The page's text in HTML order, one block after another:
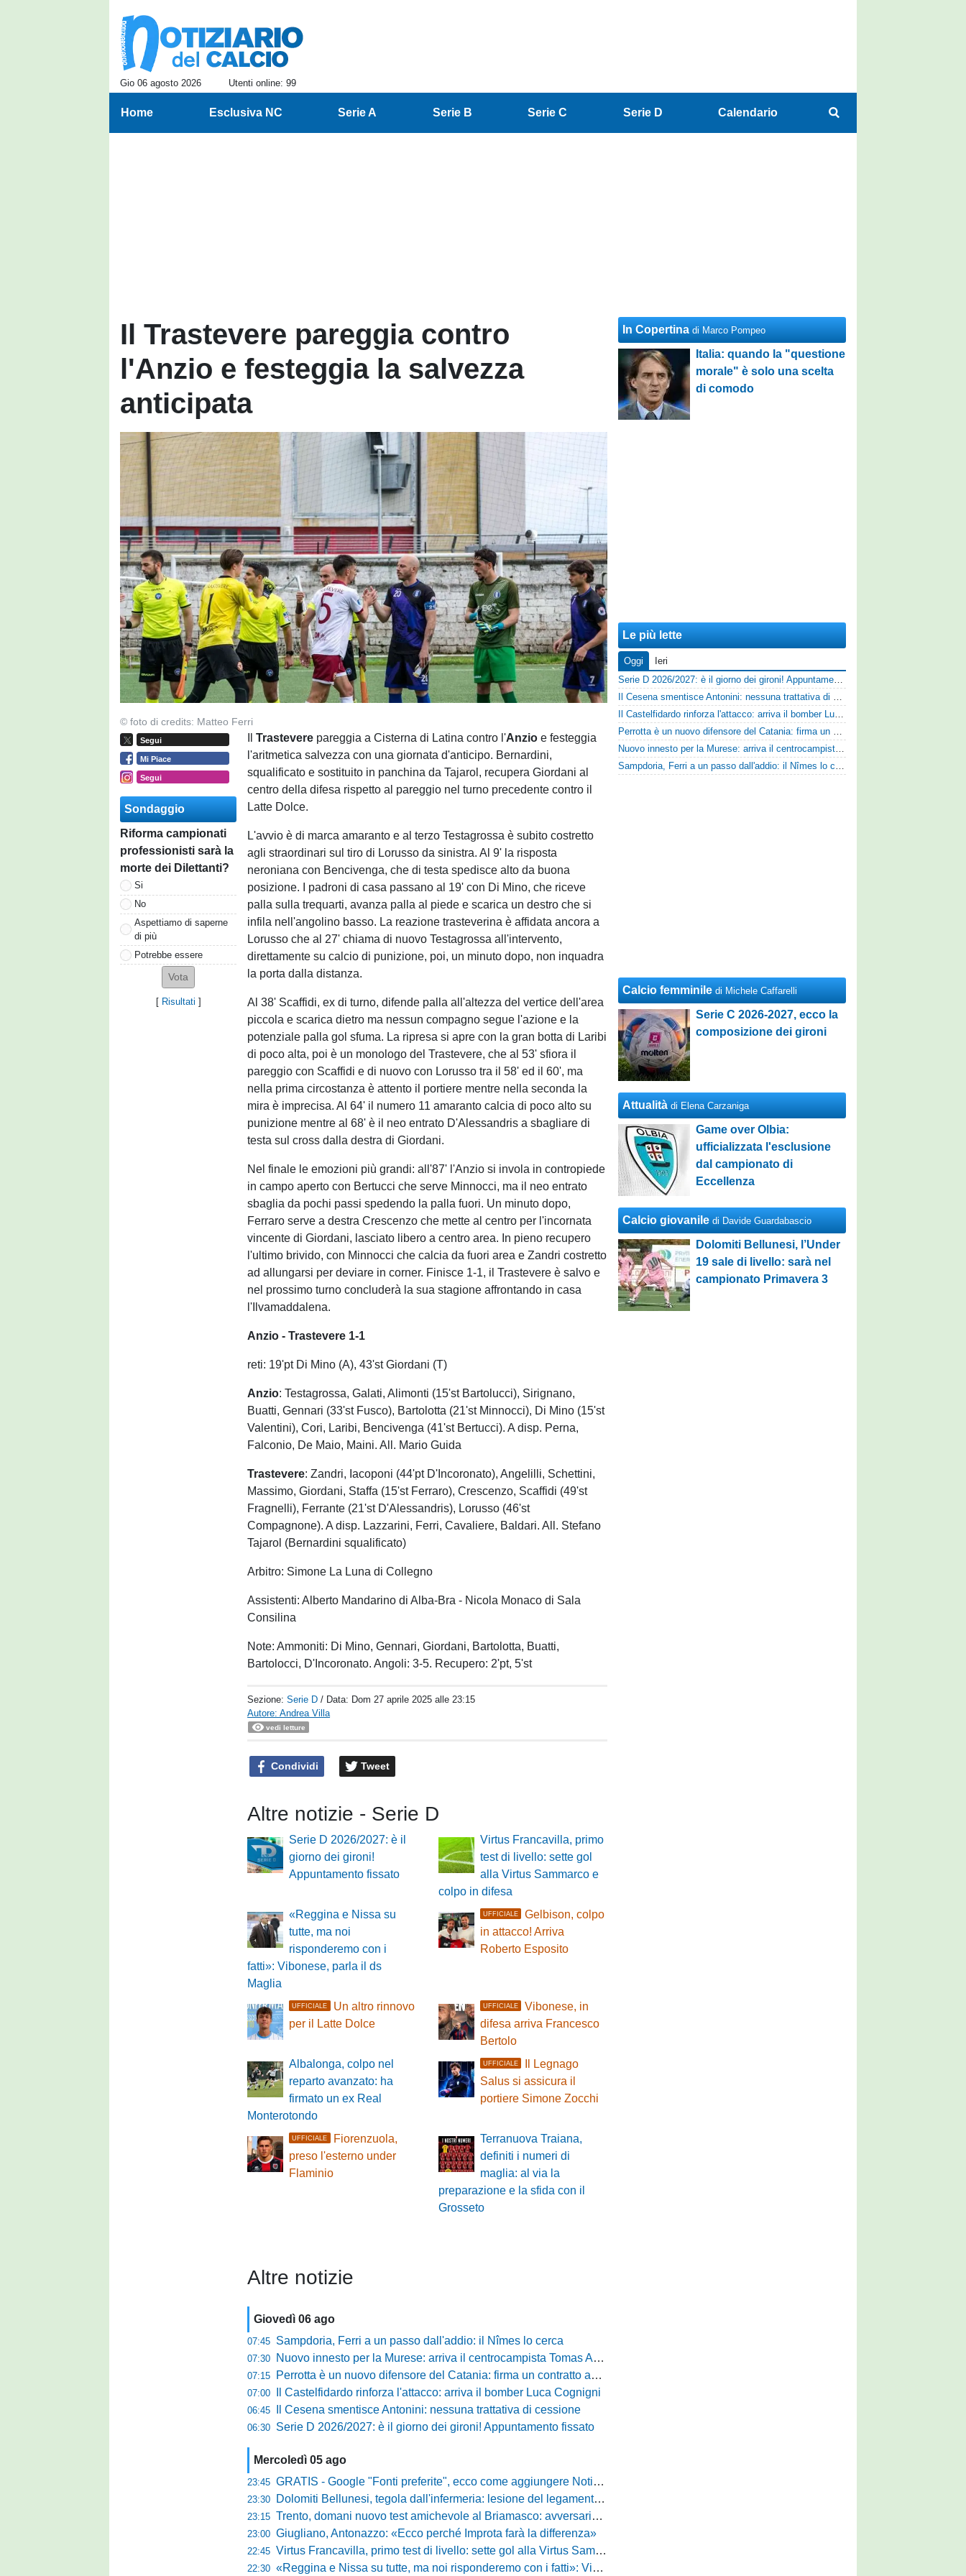
Gio 06 agosto 2026 Utenti online: 99
Home Esclusiva NC Serie A Serie B Serie C Serie D Calendario
Il Trastevere pareggia contro
l'Anzio e festeggia la salvezza
anticipata
© foto di credits: Matteo Ferri
Segui
Mi Piace
Segui
Sondaggio
Riforma campionati
professionisti sarà la
morte dei Dilettanti?
Si
No
Aspettiamo di saperne
di più
Potrebbe essere
[ Risultati ]
IlTrastevere pareggia a Cisterna di Latina contro l'Anzioe festeggia
l'aritmetica salvezza con una giornata d'anticipo. Bernardini,
squalificato e sostituito in panchina da Tajarol, recupera Giordani al
centro della difesa rispetto al pareggio nel turno precedente contro il
Latte Dolce.
L'avvio è di marca amaranto e al terzo Testagrossa è subito costretto
agli straordinari sul tiro di Lorusso da sinistra. Al 9' la risposta
neroniana con Bencivenga, che di testa spedisce alto da buona
posizione. I padroni di casa passano al 19' con Di Mino, che riceve
palla sulla trequarti, avanza palla al piede e scarica un destro che si
infila nell'angolino basso. La reazione trasteverina è affidata ancora a
Lorusso che al 27' chiama di nuovo Testagrossa all'intervento,
direttamente su calcio di punizione, poi, un minuto dopo, non inquadra
la porta dalla distanza.
Al 38' Scaffidi, ex di turno, difende palla all'altezza del vertice dell'area
piccola e scarica dietro ma nessun compagno segue l'azione e la
potenziale palla gol sfuma. La ripresa si apre con la gran botta di Laribi
di poco alta, poi è un monologo del Trastevere, che al 53' sfiora il
pareggio con Scaffidi e di nuovo con Lorusso tra il 58' ed il 60', ma
nella prima circostanza è attento il portiere mentre nella seconda la
mira è imprecisa. Al 64' il numero 11 amaranto calcia di poco alto su
punizione mentre al 68' è il neo entrato D'Alessandris a sbagliare di
testa sul cross dalla destra di Giordani.
Nel finale le emozioni più grandi: all'87' l'Anzio si invola in contropiede
in campo aperto con Bertucci che serve Minnocci, ma il neo entrato
sbaglia da pochi passi spedendo la palla fuori. Un minuto dopo,
Ferraro serve a destra Crescenzo che mette al centro per l'incornata
vincente di Giordani, lasciato libero a centro area. In pieno recupero
l'ultimo brivido, con Minnocci che calcia da fuori area e Zandri costretto
ad allungarsi per deviare in corner. Finisce 1-1, il Trastevere è salvo e
nel prossimo turno concluderà la sua stagione affrontando in casa
l'Ilvamaddalena.
Anzio - Trastevere 1-1
reti: 19'pt Di Mino (A), 43'st Giordani (T)
Anzio: Testagrossa, Galati, Alimonti (15'st Bartolucci), Sirignano,
Buatti, Gennari (33'st Fusco), Bartolotta (21'st Minnocci), Di Mino (15'st
Valentini), Cori, Laribi, Bencivenga (41'st Bertucci). A disp. Perna,
Falconio, De Maio, Maini. All. Mario Guida
Trastevere: Zandri, Iacoponi (44'pt D'Incoronato), Angelilli, Schettini,
Massimo, Giordani, Staffa (15'st Ferraro), Crescenzo, Scaffidi (49'st
Fragnelli), Ferrante (21'st D'Alessandris), Lorusso (46'st
Compagnone). A disp. Lazzarini, Ferri, Cavaliere, Baldari. All. Stefano
Tajarol (Bernardini squalificato)
Arbitro: Simone La Luna di Collegno
Assistenti: Alberto Mandarino di Alba-Bra - Nicola Monaco di Sala
Consilina
Note: Ammoniti: Di Mino, Gennari, Giordani, Bartolotta, Buatti,
Bartolocci, D'Incoronato. Angoli: 3-5. Recupero: 2'pt, 5'st
Sezione:Serie D / Data: Dom 27 aprile 2025 alle 23:15
Autore: Andrea Villa
vedi letture
Condividi Tweet
Altre notizie - Serie D
Serie D 2026/2027: è il
giorno dei gironi!
Appuntamento fissato
Virtus Francavilla, primo
test di livello: sette gol
alla Virtus Sammarco e
colpo in difesa
«Reggina e Nissa su
tutte, ma noi
risponderemo con i
fatti»: Vibonese, parla il ds
Maglia
UFFICIALE
Gelbison, colpo
in attacco! Arriva
Roberto Esposito
UFFICIALE
Un altro rinnovo
per il Latte Dolce
UFFICIALE
Vibonese, in
difesa arriva Francesco
Bertolo
Albalonga, colpo nel
reparto avanzato: ha
firmato un ex Real
Monterotondo
UFFICIALE
Il Legnago
Salus si assicura il
portiere Simone Zocchi
UFFICIALE
Fiorenzuola,
preso l'esterno under
Flaminio
Terranuova Traiana,
definiti i numeri di
maglia: al via la
preparazione e la sfida con il
Grosseto
Altre notizie
Giovedì 06 ago
07:45 Sampdoria, Ferri a un passo dall'addio: il Nîmes lo cerca
07:30 Nuovo innesto per la Murese: arriva il centrocampista Tomas Acosta
07:15 Perrotta è un nuovo difensore del Catania: firma un contratto annuale
07:00 Il Castelfidardo rinforza l'attacco: arriva il bomber Luca Cognigni
06:45 Il Cesena smentisce Antonini: nessuna trattativa di cessione
06:30 Serie D 2026/2027: è il giorno dei gironi! Appuntamento fissato
Mercoledì 05 ago
23:45 GRATIS - Google "Fonti preferite", ecco come aggiungere NotiziarioCalcio alle tue notizie
23:30 Dolomiti Bellunesi, tegola dall'infermeria: lesione del legamento crociato per Nicola Masut
23:15 Trento, domani nuovo test amichevole al Briamasco: avversaria la Roma Under 20
23:00 Giugliano, Antonazzo: «Ecco perché Improta farà la differenza»
22:45 Virtus Francavilla, primo test di livello: sette gol alla Virtus Sammarco e colpo in difesa
22:30 «Reggina e Nissa su tutte, ma noi risponderemo con i fatti»: Vibonese, parla il ds Maglia
In Copertina di Marco Pompeo
Italia: quando la "questione
morale" è solo una scelta
di comodo
Le più lette
Oggi
Ieri
Serie D 2026/2027: è il giorno dei gironi! Appuntamento fissato
Il Cesena smentisce Antonini: nessuna trattativa di cessione
Il Castelfidardo rinforza l'attacco: arriva il bomber Luca Cognigni
Perrotta è un nuovo difensore del Catania: firma un contratto annuale
Nuovo innesto per la Murese: arriva il centrocampista Tomas Acosta
Sampdoria, Ferri a un passo dall'addio: il Nîmes lo cerca
Calcio femminile di Michele Caffarelli
Serie C 2026-2027, ecco la
composizione dei gironi
Attualità di Elena Carzaniga
Game over Olbia:
ufficializzata l'esclusione
dal campionato di
Eccellenza
Calcio giovanile di Davide Guardabascio
Dolomiti Bellunesi, l’Under
19 sale di livello: sarà nel
campionato Primavera 3